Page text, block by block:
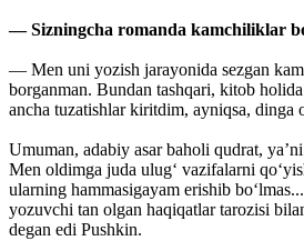
— Sizningcha romanda kamchiliklar
— Men uni yozish jarayonida sezgan
borganman. Bundan tashqari, kitob
ancha tuzatishlar kiritdim, ayniqsa, dinga
Umuman, adabiy asar baholi qudrat,
Men oldimga juda ulug‘ vazifalarni
ularning hammasigayam erishib
yozuvchi tan olgan haqiqatlar tarozisi
degan edi Pushkin.